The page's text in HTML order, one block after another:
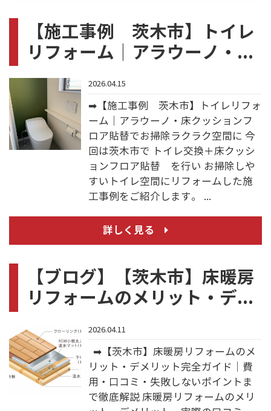
【施工事例 茨木市】トイレ
リフォーム｜アラウーノ・...
2026.04.15
➡【施工事例 茨木市】トイレリフォ
ーム｜アラウーノ・床クッションフ
ロア貼替でお掃除ラクラク空間に 今
回は茨木市で トイレ交換＋床クッシ
ョンフロア貼替 を行い お掃除しや
すいトイレ空間にリフォームした施
工事例をご紹介します。 ...
詳しく見る
【ブログ】【茨木市】床暖房
リフォームのメリット・デ...
2026.04.11
➡【茨木市】床暖房リフォームのメ
リット・デメリット完全ガイド｜費
用・口コミ・失敗しないポイントま
で徹底解説 床暖房リフォームのメリ